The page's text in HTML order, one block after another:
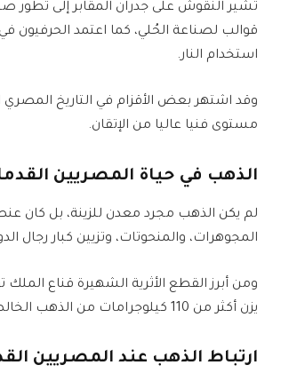
تشير النقوش على جدران المقابر إلى
قوالب لصناعة الحُلي، كما اعتمد
استخدام النار.
وقد اشتهر بعض الأقزام في التاريخ
مستوى فنيا عاليا من الإتقان.
الذهب في حياة المصريين
لم يكن الذهب مجرد معدن للزينة، بل كان
المجوهرات، والمنحوتات، وتزيين كبار رجال
يزن أكثر من 110 كيلوجرامات من الذهب الخالص، إضافة إلى القبة الذهبية في مقبرة الملكة حتب حرس.
ارتباط الذهب عند المصريين